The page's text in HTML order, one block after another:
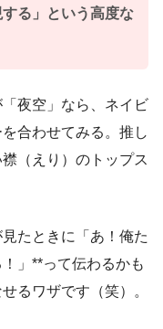
る」という高度な
夜空」なら、ネイビ
合わせてみる。推し
（えり）のトップス
たときに「あ！俺た
」**って伝わるかも
るワザです（笑）。